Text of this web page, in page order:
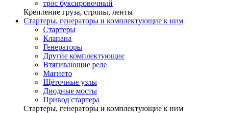
трос буксировочный
Крепление груза, стропы, ленты
Стартеры, генераторы и комплектующие к ним
Стартеры
Клапана
Генераторы
Другие комплектующие
Втягивающие реле
Магнето
Щёточные узлы
Диодные мосты
Привод стартера
Стартеры, генераторы и комплектующие к ним